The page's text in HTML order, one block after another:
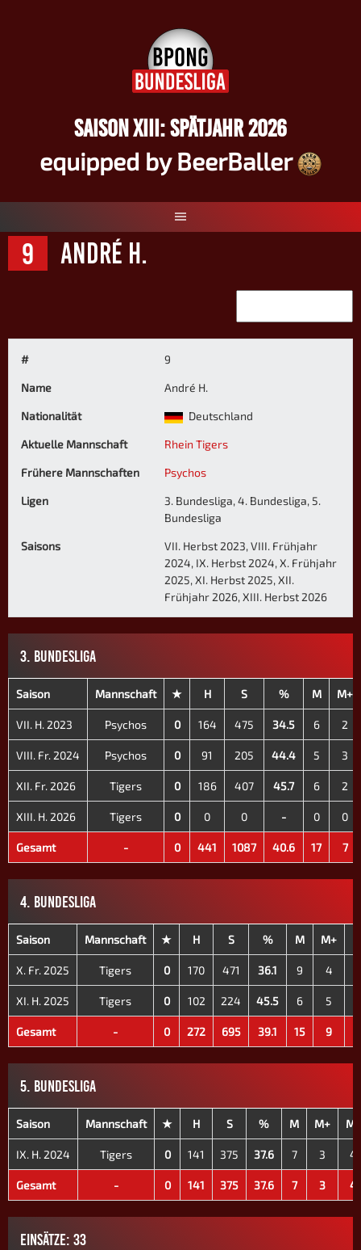
SAISON XIII: SPÄTJAHR 2026
equipped by BeerBaller
9 André H.
# 9
Name André H.
Nationalität Deutschland
Aktuelle Mannschaft Rhein Tigers
Frühere Mannschaften Psychos
Ligen
3. Bundesliga, 4. Bundesliga, 5.
Bundesliga
Saisons
VII. Herbst 2023, VIII. Frühjahr
2024, IX. Herbst 2024, X. Frühjahr
2025, XI. Herbst 2025, XII.
Frühjahr 2026, XIII. Herbst 2026
3. BUNDESLIGA
Saison Mannschaft ★ H S % M M+
VII. H. 2023 Psychos 0 164 475 34.5 6 2
VIII. Fr. 2024 Psychos 0 91 205 44.4 5 3
XII. Fr. 2026 Tigers 0 186 407 45.7 6 2
XIII. H. 2026 Tigers 0 0 0 - 0 0
Gesamt - 0 441 1087 40.6 17 7
4. BUNDESLIGA
Saison Mannschaft ★ H S % M M+
X. Fr. 2025 Tigers 0 170 471 36.1 9 4
XI. H. 2025 Tigers 0 102 224 45.5 6 5
Gesamt - 0 272 695 39.1 15 9
5. BUNDESLIGA
Saison Mannschaft ★ H S % M M+ M-
IX. H. 2024 Tigers 0 141 375 37.6 7 3 4
Gesamt - 0 141 375 37.6 7 3 4
EINSÄTZE: 33